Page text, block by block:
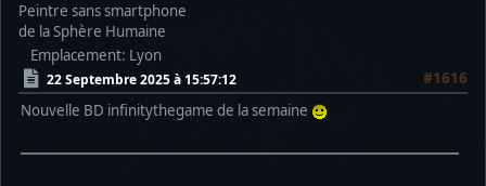
Peintre sans smartphone
de la Sphère Humaine
Emplacement: Lyon
22 Septembre 2025 à 15:57:12
#1616
Nouvelle BD infinitythegame de la semaine